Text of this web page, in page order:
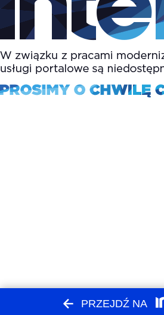
PRZEJDŹ NA